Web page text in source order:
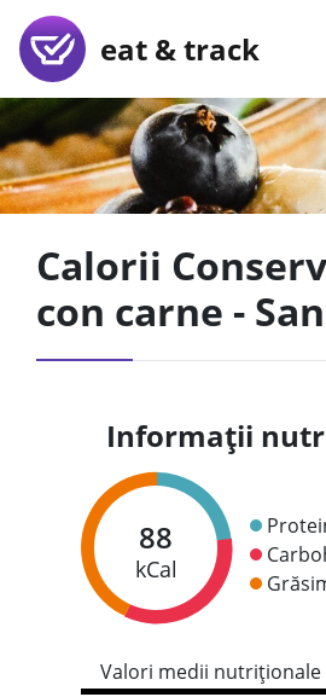
eat & track
Calorii
con carne -
Informații
88
kCal
Valori medii